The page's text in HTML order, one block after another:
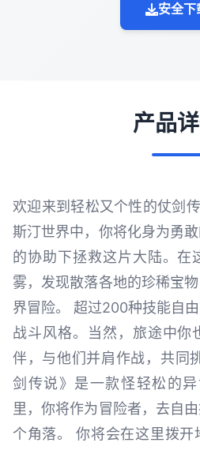
安全下
产品
欢迎来到轻松又个性的仗剑
斯汀世界中，你将化身为勇
的协助下拯救这片大陆。在
雾，发现散落各地的珍稀宝
界冒险。 超过200种技能自
战斗风格。当然，旅途中你
伴，与他们并肩作战，共同
剑传说》是一款怪轻松的
里，你将作为冒险者，去自
个角落。 你将会在这里拨